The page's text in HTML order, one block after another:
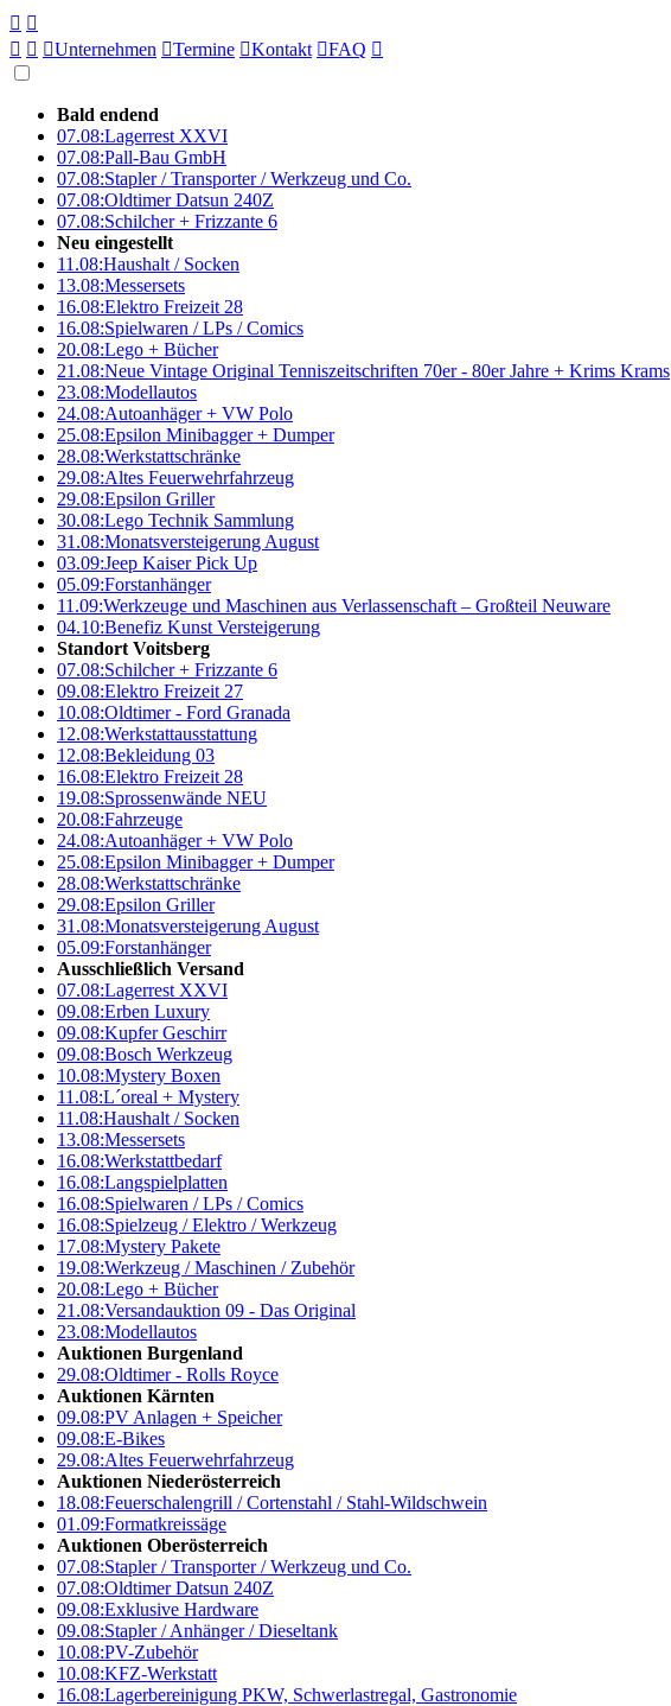
 
  Unternehmen Termine Kontakt FAQ 
Bald endend
07.08:Lagerrest XXVI
07.08:Pall-Bau GmbH
07.08:Stapler / Transporter / Werkzeug und Co.
07.08:Oldtimer Datsun 240Z
07.08:Schilcher + Frizzante 6
Neu eingestellt
11.08:Haushalt / Socken
13.08:Messersets
16.08:Elektro Freizeit 28
16.08:Spielwaren / LPs / Comics
20.08:Lego + Bücher
21.08:Neue Vintage Original Tenniszeitschriften 70er - 80er Jahre + Krims Krams
23.08:Modellautos
24.08:Autoanhäger + VW Polo
25.08:Epsilon Minibagger + Dumper
28.08:Werkstattschränke
29.08:Altes Feuerwehrfahrzeug
29.08:Epsilon Griller
30.08:Lego Technik Sammlung
31.08:Monatsversteigerung August
03.09:Jeep Kaiser Pick Up
05.09:Forstanhänger
11.09:Werkzeuge und Maschinen aus Verlassenschaft – Großteil Neuware
04.10:Benefiz Kunst Versteigerung
Standort Voitsberg
07.08:Schilcher + Frizzante 6
09.08:Elektro Freizeit 27
10.08:Oldtimer - Ford Granada
12.08:Werkstattausstattung
12.08:Bekleidung 03
16.08:Elektro Freizeit 28
19.08:Sprossenwände NEU
20.08:Fahrzeuge
24.08:Autoanhäger + VW Polo
25.08:Epsilon Minibagger + Dumper
28.08:Werkstattschränke
29.08:Epsilon Griller
31.08:Monatsversteigerung August
05.09:Forstanhänger
Ausschließlich Versand
07.08:Lagerrest XXVI
09.08:Erben Luxury
09.08:Kupfer Geschirr
09.08:Bosch Werkzeug
10.08:Mystery Boxen
11.08:L´oreal + Mystery
11.08:Haushalt / Socken
13.08:Messersets
16.08:Werkstattbedarf
16.08:Langspielplatten
16.08:Spielwaren / LPs / Comics
16.08:Spielzeug / Elektro / Werkzeug
17.08:Mystery Pakete
19.08:Werkzeug / Maschinen / Zubehör
20.08:Lego + Bücher
21.08:Versandauktion 09 - Das Original
23.08:Modellautos
Auktionen Burgenland
29.08:Oldtimer - Rolls Royce
Auktionen Kärnten
09.08:PV Anlagen + Speicher
09.08:E-Bikes
29.08:Altes Feuerwehrfahrzeug
Auktionen Niederösterreich
18.08:Feuerschalengrill / Cortenstahl / Stahl-Wildschwein
01.09:Formatkreissäge
Auktionen Oberösterreich
07.08:Stapler / Transporter / Werkzeug und Co.
07.08:Oldtimer Datsun 240Z
09.08:Exklusive Hardware
09.08:Stapler / Anhänger / Dieseltank
10.08:PV-Zubehör
10.08:KFZ-Werkstatt
16.08:Lagerbereinigung PKW, Schwerlastregal, Gastronomie